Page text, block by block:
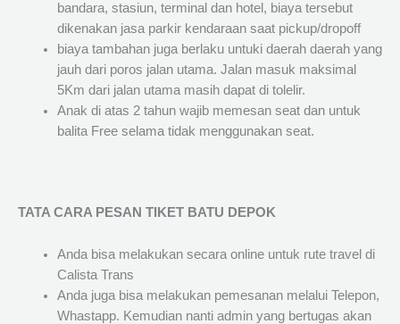
bandara, stasiun, terminal dan hotel, biaya tersebut
dikenakan jasa parkir kendaraan saat pickup/dropoff
biaya tambahan juga berlaku untuki daerah daerah yang
jauh dari poros jalan utama. Jalan masuk maksimal
5Km dari jalan utama masih dapat di tolelir.
Anak di atas 2 tahun wajib memesan seat dan untuk
balita Free selama tidak menggunakan seat.
TATA CARA PESAN TIKET BATU DEPOK
Anda bisa melakukan secara online untuk rute travel di
Calista Trans
Anda juga bisa melakukan pemesanan melalui Telepon,
Whastapp. Kemudian nanti admin yang bertugas akan